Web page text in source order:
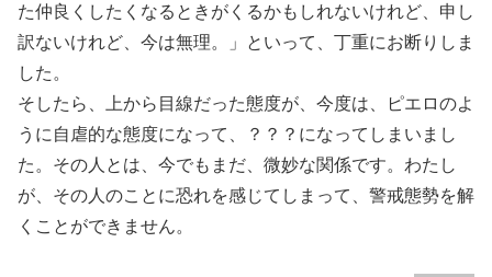
た仲良くしたくなるときがくるかもしれないけれど、申し
訳ないけれど、今は無理。」といって、丁重にお断りしま
した。
そしたら、上から目線だった態度が、今度は、ピエロのよ
うに自虐的な態度になって、？？？になってしまいまし
た。その人とは、今でもまだ、微妙な関係です。わたし
が、その人のことに恐れを感じてしまって、警戒態勢を解
くことができません。